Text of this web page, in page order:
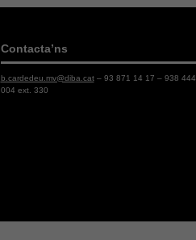
Contacta’ns
b.cardedeu.mv@diba.cat– 93 871 14 17 – 938 444
004 ext. 330